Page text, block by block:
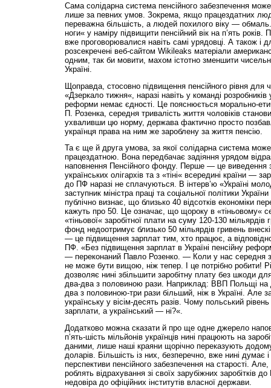
Сама солідарна система пенсійного забезпечення
лише за певних умов. Зокрема, якщо працездатних
переважна більшість, а людей похилого віку —
ноги« у наміру підвищити пенсійний вік на п’ять
вже проговорювалися навіть самі урядовці. А також і
розсекречені веб-сайтом Wikileaks матеріали
одним, так би мовити, махом істотно зменшити
Україні.
Щоправда, стосовно підвищення пенсійного рівня для
«Дзеркало тижня«, наразі навіть у команді розробників
реформи немає єдності. Це пояснюється морально-
П. Розенка, середня тривалість життя чоловіків
ухваливши цю норму, держава фактично просто
українця права на ним же зароблену за життя пенсію.
Та є ще й друга умова, за якої солідарна система
працездатною. Вона передбачає задіяння урядом
наповнення Пенсійного фонду. Перше — це виведення
українських олігархів та з «тіні« всередині країни —
до ПФ наразі не сплачуються. В інтерв’ю «Україні
заступник міністра праці та соціальної політики
публічно визнає, що близько 40 відсотків економіки
кажуть про 50. Це означає, що щороку в «тіньовому«
«тіньової« заробітної плати на суму 120-130
фонд недоотримує близько 50 мільярдів гривень
— це підвищення зарплат тим, хто працює, а
ПФ. «Без підвищення зарплат в Україні пенсійну
— переконаний Павло Розенко. — Коли у нас середня
не може бути вищою, ніж тепер. І це потрібно робити!
дозволяє нині збільшити заробітну плату без шкоди
два-два з половиною рази. Наприклад: ВВП Польщі на
два з половиною-три рази більший, ніж в Україні. Але
українську у вісім-десять разів. Чому польський
зарплати, а український — ні?«.
Додатково можна сказати й про ще одне джерело
п’ять-шість мільйонів українців нині працюють на
даними, лише наші краяни щорічно переказують
доларів. Більшість із них, безперечно, вже нині думає
перспективи пенсійного забезпечення на старості.
роблять відрахування зі своїх зарубіжних заробітків
недовіра до офіційних інститутів власної держави.